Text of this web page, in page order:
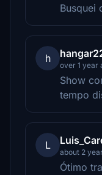
Busquei
h
over 1 year
Show
tempo
L
about 2
Ótimo